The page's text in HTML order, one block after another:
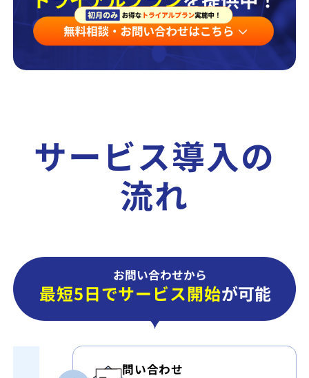
サービス導入の
流れ
お問い合わせから
最短5日でサービス開始が可能
問い合わせ